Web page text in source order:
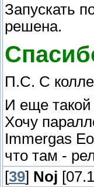
Запускать
решена.
П.С. С
И еще такой
Хочу
Immergas
что там -
[39] Noj